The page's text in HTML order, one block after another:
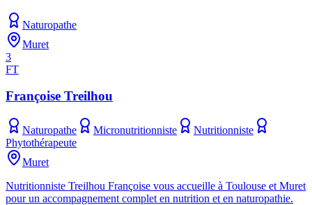
Naturopathe
Muret
3
FT
Françoise Treilhou
Naturopathe Micronutritionniste
Nutritionniste
Phytothérapeute
Muret
Nutritionniste Treilhou Françoise vous accueille à Toulouse et Muret
pour un accompagnement complet en nutrition et en naturopathie.